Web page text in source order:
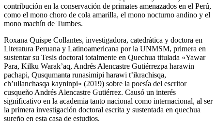
contribución en la conservación de primates amenazados en el Perú,
como el mono choro de cola amarilla, el mono nocturno andino y el
mono machín de Tumbes.
Roxana Quispe Collantes, investigadora, catedrática y doctora en
Literatura Peruana y Latinoamericana por la UNMSM, primera en
sustentar su Tesis doctoral totalmente en Quechua titulada «Yawar
Para, Kilku Warak’aq, Andrés Alencastre Gutiérrezpa harawin
pachapi, Qusqumanta runasimipi harawi t’ikrachisqa,
ch’ullanchasqa kayninpi» (2019) sobre la poesía del escritor
cusqueño Andrés Alencastre Gutiérrez. Causó un interés
significativo en la academia tanto nacional como internacional, al ser
la primera investigación doctoral escrita y sustentada en quechua
sureño en esta casa de estudios.